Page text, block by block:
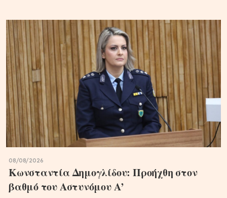
08/08/2026
Κωνσταντία Δημογλίδου: Προήχθη στον
βαθμό του Αστυνόμου Α’